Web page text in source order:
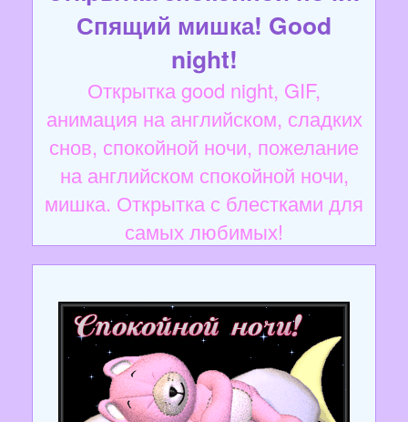
Спящий мишка! Good
night!
Открытка good night, GIF,
анимация на английском, сладких
снов, спокойной ночи, пожелание
на английском спокойной ночи,
мишка. Открытка с блестками для
самых любимых!